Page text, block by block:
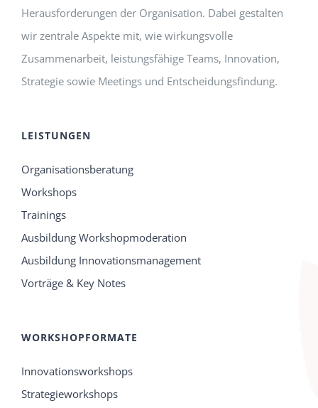
Herausforderungen der Organisation. Dabei gestalten
wir zentrale Aspekte mit, wie wirkungsvolle
Zusammenarbeit, leistungsfähige Teams, Innovation,
Strategie sowie Meetings und Entscheidungsfindung.
LEISTUNGEN
Organisationsberatung
Workshops
Trainings
Ausbildung Workshopmoderation
Ausbildung Innovationsmanagement
Vorträge & Key Notes
WORKSHOPFORMATE
Innovationsworkshops
Strategieworkshops